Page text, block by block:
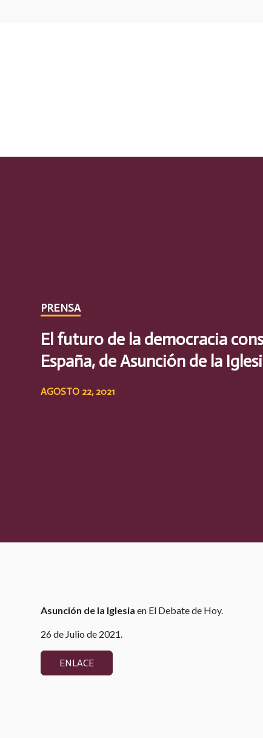
PRENSA
El futuro de la democracia
España, de Asunción de la
AGOSTO 22, 2021
Asunción de la Iglesiaen El Debate de Hoy.
26 de Julio de 2021.
ENLACE